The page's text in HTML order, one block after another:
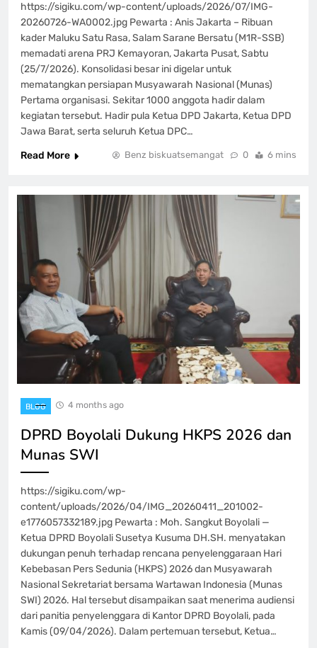
https://sigiku.com/wp-content/uploads/2026/07/IMG-
20260726-WA0002.jpg Pewarta : Anis Jakarta – Ribuan
kader Maluku Satu Rasa, Salam Sarane Bersatu (M1R-SSB)
memadati arena PRJ Kemayoran, Jakarta Pusat, Sabtu
(25/7/2026). Konsolidasi besar ini digelar untuk
mematangkan persiapan Musyawarah Nasional (Munas)
Pertama organisasi. Sekitar 1000 anggota hadir dalam
kegiatan tersebut. Hadir pula Ketua DPD Jakarta, Ketua DPD
Jawa Barat, serta seluruh Ketua DPC…
Read More
Benz biskuatsemangat 0 6 mins
BLOG 4 months ago
DPRD Boyolali Dukung HKPS 2026 dan
Munas SWI
https://sigiku.com/wp-
content/uploads/2026/04/IMG_20260411_201002-
e1776057332189.jpg Pewarta : Moh. Sangkut Boyolali —
Ketua DPRD Boyolali Susetya Kusuma DH.SH. menyatakan
dukungan penuh terhadap rencana penyelenggaraan Hari
Kebebasan Pers Sedunia (HKPS) 2026 dan Musyawarah
Nasional Sekretariat bersama Wartawan Indonesia (Munas
SWI) 2026. Hal tersebut disampaikan saat menerima audiensi
dari panitia penyelenggara di Kantor DPRD Boyolali, pada
Kamis (09/04/2026). Dalam pertemuan tersebut, Ketua…